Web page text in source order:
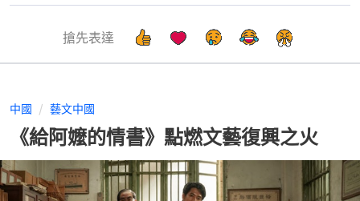
搶先表達
中國 藝文中國
《給阿嬤的情書》點燃文藝復興之火